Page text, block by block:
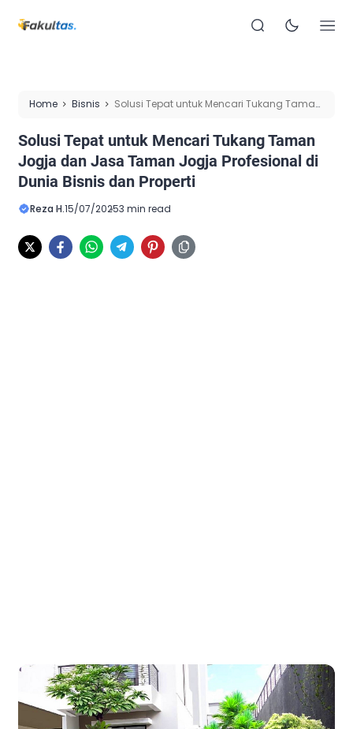
Home Bisnis
Solusi Tepat untuk Mencari Tukang Taman
dan Properti
Solusi Tepat untuk Mencari Tukang Taman
Jogja dan Jasa Taman Jogja Profesional di
Dunia Bisnis dan Properti
Reza H.15/07/20253 min read